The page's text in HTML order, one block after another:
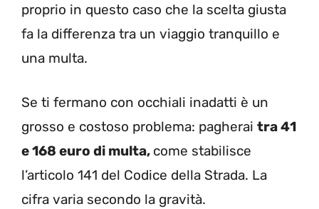
proprio in questo caso che la scelta giusta
fa la differenza tra un viaggio tranquillo e
una multa.
Se ti fermano con occhiali inadatti è un
grosso e costoso problema: pagherai tra 41
e 168 euro di multa, come stabilisce
l’articolo 141 del Codice della Strada. La
cifra varia secondo la gravità.